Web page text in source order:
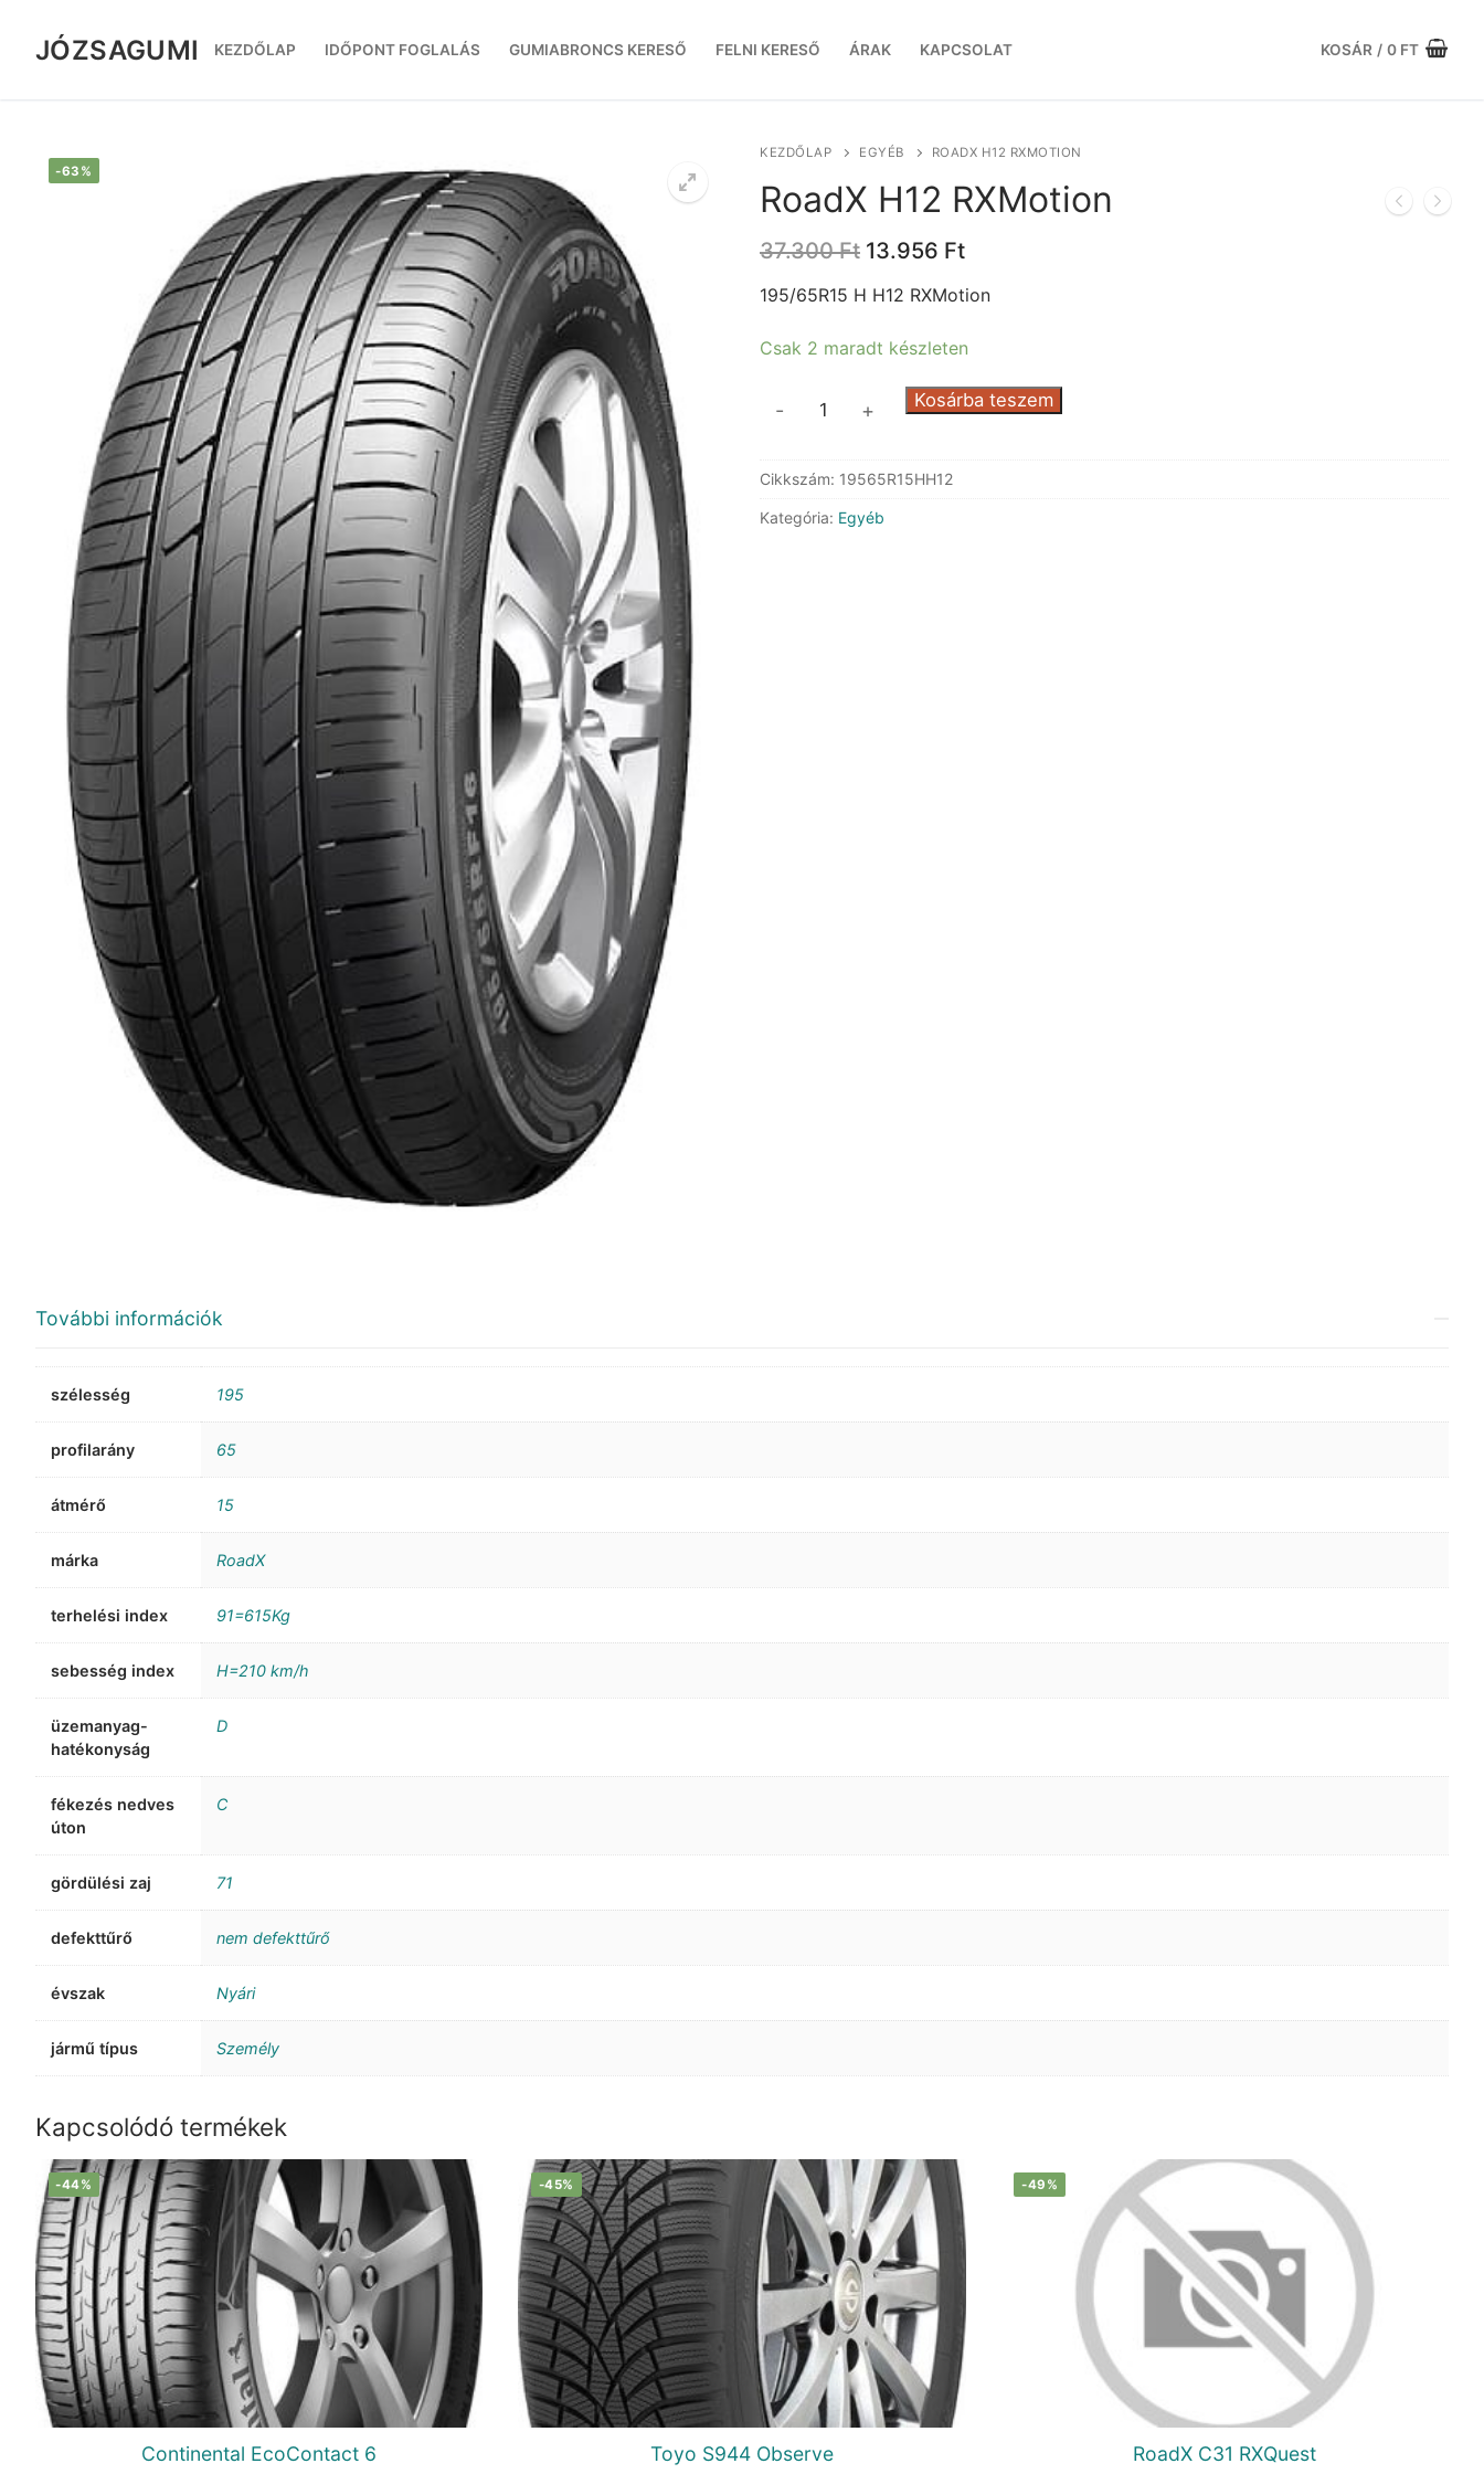
tartalomra
JÓZSAGUMI KEZDŐLAP IDŐPONT FOGLALÁS GUMIABRONCS KERESŐ FELNI KERESŐ ÁRAK KAPCSOLAT KOSÁR / 0 FT
-63%
KEZDŐLAP EGYÉB ROADX H12 RXMOTION
RoadX H12 RXMotion
37.300Ft Original
was:
13.956 FtCurrent
is:
195/65R15 H H12 RXMotion
Csak 2 maradt készleten
mennyiség
- + Kosárba teszem
Cikkszám: 19565R15HH12
Kategória: Egyéb
További információk
szélesség 195
profilarány 65
átmérő 15
márka RoadX
terhelési index 91=615Kg
sebesség index H=210 km/h
üzemanyag-
hatékonyság
D
fékezés nedves
úton
C
gördülési zaj 71
defekttűrő nem defekttűrő
évszak Nyári
jármű típus Személy
Kapcsolódó termékek
-44%
Continental EcoContact 6
-45%
Toyo S944 Observe
-49%
RoadX C31 RXQuest